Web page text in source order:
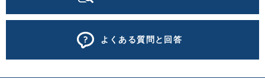
よくある質問と回答